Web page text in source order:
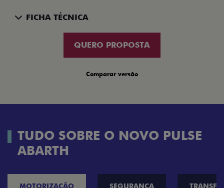
FICHA TÉCNICA
QUERO PROPOSTA
Comparar versão
TUDO SOBRE O NOVO PULSE
ABARTH
MOTORIZAÇÃO SEGURANÇA